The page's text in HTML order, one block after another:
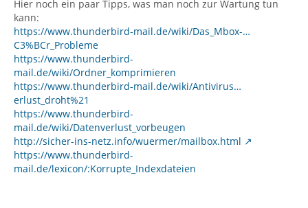
Hier noch ein paar Tipps, was man noch zur Wartung tun
kann:
https://www.thunderbird-mail.de/wiki/Das_Mbox-…
C3%BCr_Probleme
https://www.thunderbird-
mail.de/wiki/Ordner_komprimieren
https://www.thunderbird-mail.de/wiki/Antivirus…
erlust_droht%21
https://www.thunderbird-
mail.de/wiki/Datenverlust_vorbeugen
http://sicher-ins-netz.info/wuermer/mailbox.html
https://www.thunderbird-
mail.de/lexicon/:Korrupte_Indexdateien